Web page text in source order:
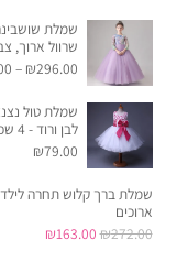
המקורי
היה:
₪149.00.
הוא:
שמלת
שרוול ארוך,
₪296.00
–
שמלת טול
לבן ורוד - 4 שכבות מנופחת
₪79.00
שמלת ברך קלוש תחרה
ארוכים
₪272.00
המחיר ₪163.00